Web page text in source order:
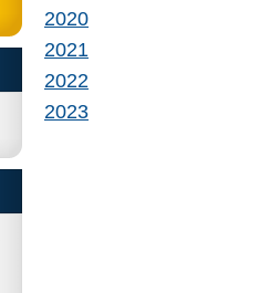
2020
2021
2022
2023